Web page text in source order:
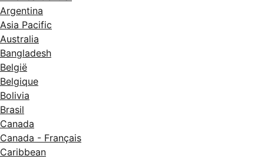
Argentina
Asia Pacific
Australia
Bangladesh
België
Belgique
Bolivia
Brasil
Canada
Canada - Français
Caribbean